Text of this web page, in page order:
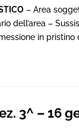
– Area
dell’area –
in pristino
3^ – 16